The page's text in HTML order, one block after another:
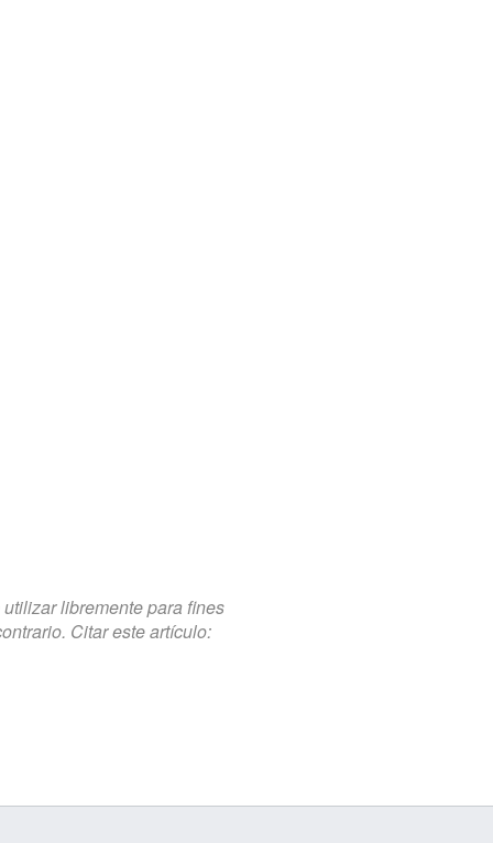
libremente para fines
Citar este artículo: